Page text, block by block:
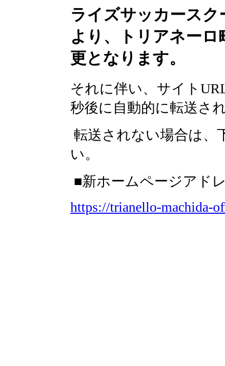
ライズサッカースク
より、トリアネー
更となります。
それに伴い、サイト
秒後に自動的に転送さ
転送されない場合は、
い。
■新ホームページアド
https://trianello-machida-